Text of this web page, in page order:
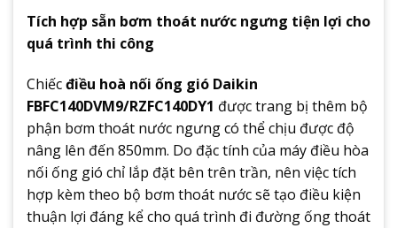
Tích hợp sẵn bơm thoát nước ngưng tiện lợi cho
quá trình thi công
Chiếcđiều hoà nối ống gió Daikin
FBFC140DVM9/RZFC140DY1 được trang bị thêm bộ
phận bơm thoát nước ngưng có thể chịu được độ
nâng lên đến 850mm. Do đặc tính của máy điều hòa
nối ống gió chỉ lắp đặt bên trên trần, nên việc tích
hợp kèm theo bộ bơm thoát nước sẽ tạo điều kiện
thuận lợi đáng kể cho quá trình đi đường ống thoát